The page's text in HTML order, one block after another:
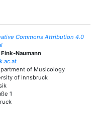
Commons Attribution 4.0
Naumann
of Musicology
of Innsbruck
1